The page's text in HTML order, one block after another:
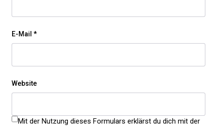
E-Mail *
Website
Mit der Nutzung dieses Formulars erklärst du dich mit der